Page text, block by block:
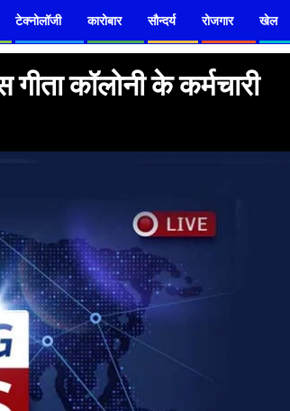
टेक्नोलॉजी कारोबार सौन्दर्य रोजगार खेल
कॉलोनी के कर्मचारी